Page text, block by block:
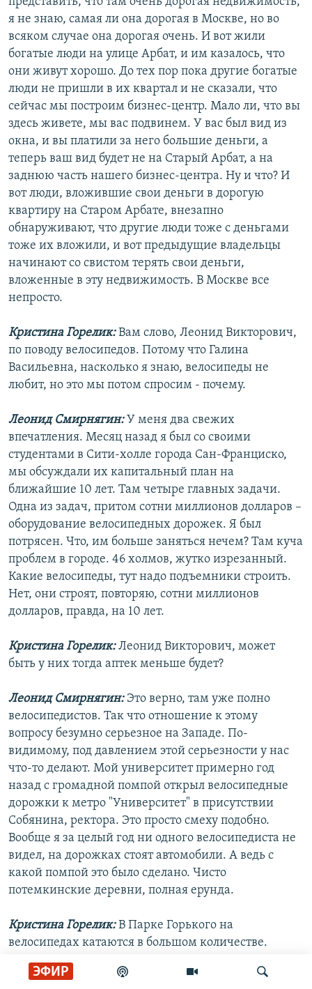
ЭФИР
я не знаю, самая ли она дорогая в Москве, но во
всяком случае она дорогая очень. И вот жили
богатые люди на улице Арбат, и им казалось, что
они живут хорошо. До тех пор пока другие богатые
люди не пришли в их квартал и не сказали, что
сейчас мы построим бизнес-центр. Мало ли, что вы
здесь живете, мы вас подвинем. У вас был вид из
окна, и вы платили за него большие деньги, а
теперь ваш вид будет не на Старый Арбат, а на
заднюю часть нашего бизнес-центра. Ну и что? И
вот люди, вложившие свои деньги в дорогую
квартиру на Старом Арбате, внезапно
обнаруживают, что другие люди тоже с деньгами
тоже их вложили, и вот предыдущие владельцы
начинают со свистом терять свои деньги,
вложенные в эту недвижимость. В Москве все
непросто.
Кристина Горелик:Вам слово, Леонид Викторович,
по поводу велосипедов. Потому что Галина
Васильевна, насколько я знаю, велосипеды не
любит, но это мы потом спросим - почему.
Леонид Смирнягин:У меня два свежих
впечатления. Месяц назад я был со своими
студентами в Сити-холле города Сан-Франциско,
мы обсуждали их капитальный план на
ближайшие 10 лет. Там четыре главных задачи.
Одна из задач, притом сотни миллионов долларов –
оборудование велосипедных дорожек. Я был
потрясен. Что, им больше заняться нечем? Там куча
проблем в городе. 46 холмов, жутко изрезанный.
Какие велосипеды, тут надо подъемники строить.
Нет, они строят, повторяю, сотни миллионов
долларов, правда, на 10 лет.
Кристина Горелик:Леонид Викторович, может
быть у них тогда аптек меньше будет?
Леонид Смирнягин:Это верно, там уже полно
велосипедистов. Так что отношение к этому
вопросу безумно серьезное на Западе. По-
видимому, под давлением этой серьезности у нас
что-то делают. Мой университет примерно год
назад с громадной помпой открыл велосипедные
дорожки к метро "Университет" в присутствии
Собянина, ректора. Это просто смеху подобно.
Вообще я за целый год ни одного велосипедиста не
видел, на дорожках стоят автомобили. А ведь с
какой помпой это было сделано. Чисто
потемкинские деревни, полная ерунда.
Кристина Горелик:В Парке Горького на
велосипедах катаются в большом количестве.
Леонид Смирнягин:Это вообще отдельная история.